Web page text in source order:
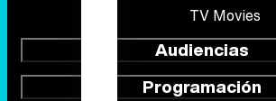
TV Movies
Audiencias
Programación